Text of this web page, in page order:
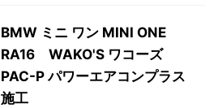
BMW ミニ ワン MINI ONE
RA16 WAKO'S ワコーズ
PAC-P パワーエアコンプラス
施工